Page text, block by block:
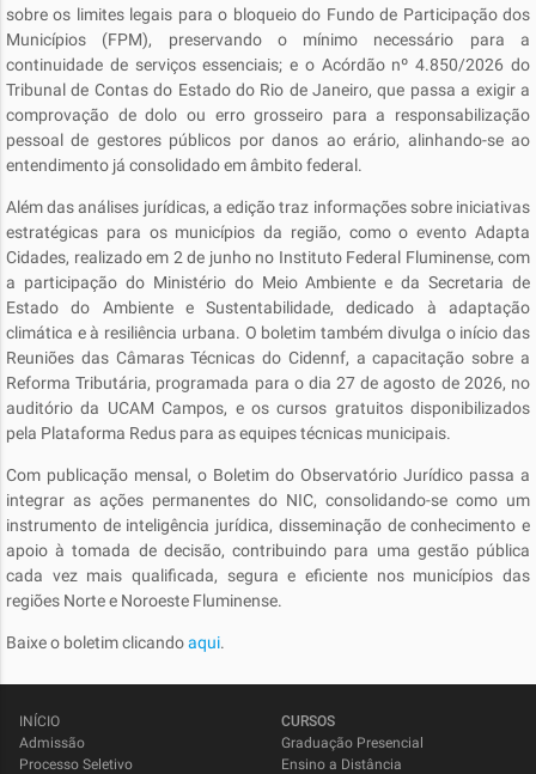
sobre os limites legais para o bloqueio do Fundo de Participação dos
Municípios (FPM), preservando o mínimo necessário para a
continuidade de serviços essenciais; e o Acórdão nº 4.850/2026 do
Tribunal de Contas do Estado do Rio de Janeiro, que passa a exigir a
comprovação de dolo ou erro grosseiro para a responsabilização
pessoal de gestores públicos por danos ao erário, alinhando-se ao
entendimento já consolidado em âmbito federal.
Além das análises jurídicas, a edição traz informações sobre iniciativas
estratégicas para os municípios da região, como o evento Adapta
Cidades, realizado em 2 de junho no Instituto Federal Fluminense, com
a participação do Ministério do Meio Ambiente e da Secretaria de
Estado do Ambiente e Sustentabilidade, dedicado à adaptação
climática e à resiliência urbana. O boletim também divulga o início das
Reuniões das Câmaras Técnicas do Cidennf, a capacitação sobre a
Reforma Tributária, programada para o dia 27 de agosto de 2026, no
auditório da UCAM Campos, e os cursos gratuitos disponibilizados
pela Plataforma Redus para as equipes técnicas municipais.
Com publicação mensal, o Boletim do Observatório Jurídico passa a
integrar as ações permanentes do NIC, consolidando-se como um
instrumento de inteligência jurídica, disseminação de conhecimento e
apoio à tomada de decisão, contribuindo para uma gestão pública
cada vez mais qualificada, segura e eficiente nos municípios das
regiões Norte e Noroeste Fluminense.
Baixe o boletim clicandoaqui.
INÍCIO
Admissão
Processo Seletivo
CURSOS
Graduação Presencial
Ensino a Distância